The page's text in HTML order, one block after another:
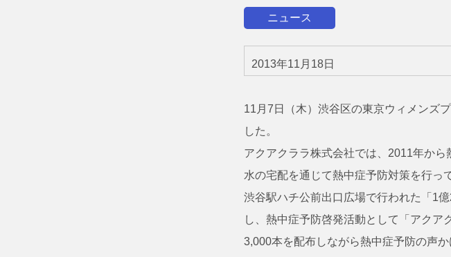
ニュース
2013年11月18日
11月7日（木）渋谷区の東京ウィメンズ
した。
アクアクララ株式会社では、2011年か
水の宅配を通じて熱中症予防対策を行っ
渋谷駅ハチ公前出口広場で行われた「1
し、熱中症予防啓発活動として「アクア
3,000本を配布しながら熱中症予防の声